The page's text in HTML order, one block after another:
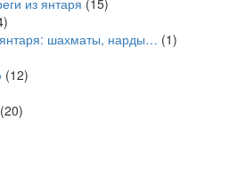
из янтаря (15)
шахматы, нарды… (1)
(12)
(20)